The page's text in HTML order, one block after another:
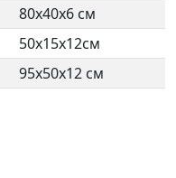
80х40х6 см
50х15х12см
95х50х12 см